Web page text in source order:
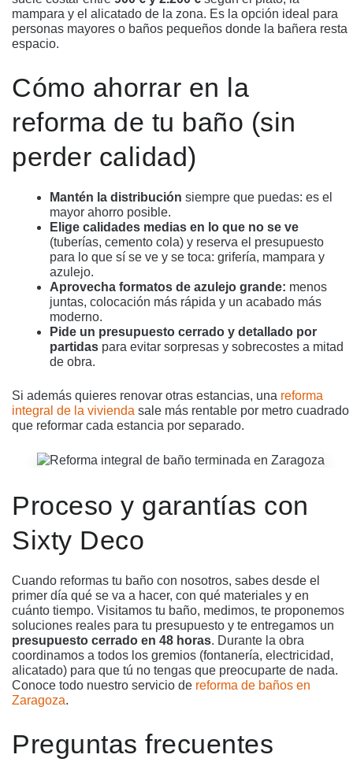
mampara y el alicatado de la zona. Es la opción ideal para
personas mayores o baños pequeños donde la bañera resta
espacio.
Cómo ahorrar en la
reforma de tu baño (sin
perder calidad)
Mantén la distribución siempre que puedas: es el
mayor ahorro posible.
Elige calidades medias en lo que no se ve
(tuberías, cemento cola) y reserva el presupuesto
para lo que sí se ve y se toca: grifería, mampara y
azulejo.
Aprovecha formatos de azulejo grande: menos
juntas, colocación más rápida y un acabado más
moderno.
Pide un presupuesto cerrado y detallado por
partidas para evitar sorpresas y sobrecostes a mitad
de obra.
Si además quieres renovar otras estancias, una reforma
integral de la vivienda sale más rentable por metro cuadrado
que reformar cada estancia por separado.
Proceso y garantías con
Sixty Deco
Cuando reformas tu baño con nosotros, sabes desde el
primer día qué se va a hacer, con qué materiales y en
cuánto tiempo. Visitamos tu baño, medimos, te proponemos
soluciones reales para tu presupuesto y te entregamos un
presupuesto cerrado en 48 horas. Durante la obra
coordinamos a todos los gremios (fontanería, electricidad,
alicatado) para que tú no tengas que preocuparte de nada.
Conoce todo nuestro servicio de reforma de baños en
Zaragoza.
Preguntas frecuentes